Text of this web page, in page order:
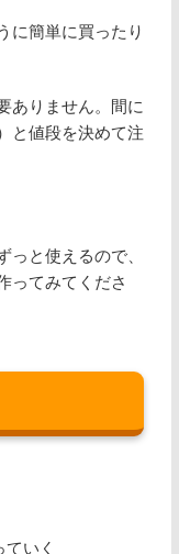
に簡単に買ったり
ありません。間に
と値段を決めて注
と使えるので、
ってみてくださ
いく